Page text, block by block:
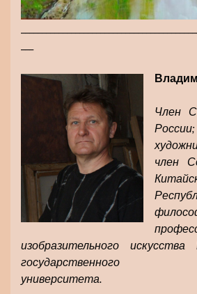
Член
член
изобразительного искусства
государственного
университета.